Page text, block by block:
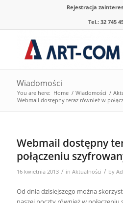
Rejestracja
Tel.: 32 745
Wiadomości
You are here: Home / Wiadomości /
Webmail dostępny teraz również w
Webmail dostępny
połączeniu
16 kwietnia 2013 / in Aktualności / by
Od dnia dzisiejszego można